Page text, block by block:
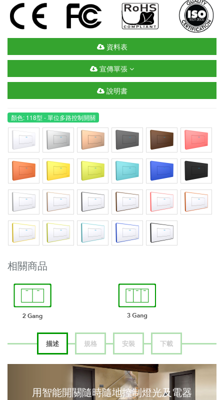
資料表
宣傳單張
說明書
顏色: 118型 - 單位多路控制開關
相關商品
描述 規格 安裝 下載
用智能開關隨時隨地控制燈光及電器